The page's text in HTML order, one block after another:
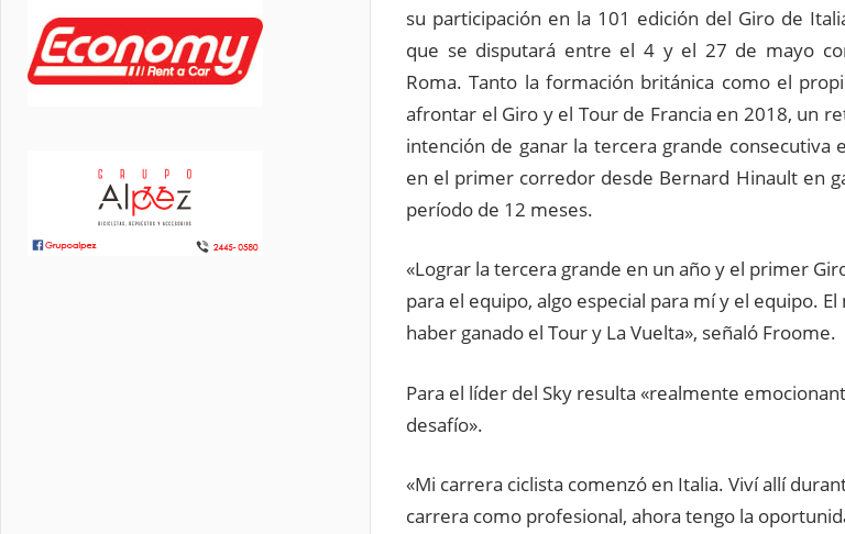
su participación en la 101 edición del Giro de
que se disputará entre el 4 y el 27 de mayo
Roma.Tanto la formación británica como el
afrontar el Giro y el Tour de Francia en 2018, un
intención de ganar la tercera grande consecutiva
en el primer corredor desde Bernard Hinault en
período de 12 meses.
«Lograr la tercera grande en un año y el primer
para el equipo, algo especial para mí y el equipo.
haber ganado el Tour y La Vuelta», señaló Froome.
Para el líder del Sky resulta «realmente
desafío».
«Mi carrera ciclista comenzó en Italia. Viví allí
carrera como profesional, ahora tengo la